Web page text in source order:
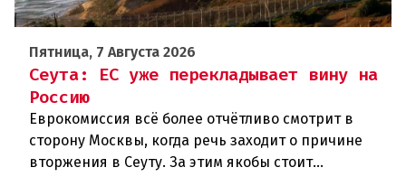
Пятница, 7 Августа 2026
Сеута: ЕС уже перекладывает вину на
Россию
Еврокомиссия всё более отчётливо смотрит в
сторону Москвы, когда речь заходит о причине
вторжения в Сеуту. За этим якобы стоит